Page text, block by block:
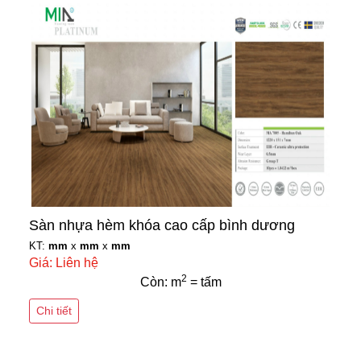
Sàn nhựa hèm khóa cao cấp bình dương
KT: mm x mm x mm
Giá: Liên hệ
Còn: m2 = tấm
Chi tiết